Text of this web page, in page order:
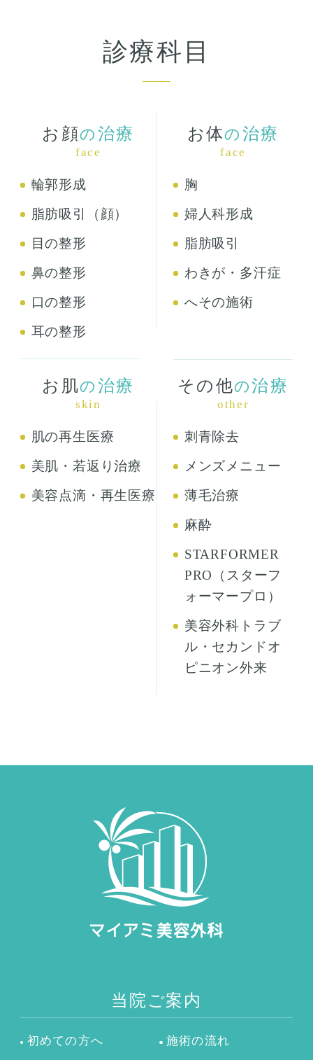
診療科目
お顔の 治療
face
輪郭形成
脂肪吸引（顔）
目の整形
鼻の整形
口の整形
耳の整形
お体の 治療
face
胸
婦人科形成
脂肪吸引
わきが・多汗症
へその施術
お肌の 治療
skin
肌の再生医療
美肌・若返り治療
美容点滴・再生医療
その他の治療
other
刺青除去
メンズメニュー
薄毛治療
麻酔
STARFORMER
PRO（スターフ
ォーマープロ）
美容外科トラブ
ル・セカンドオ
ピニオン外来
当院ご案内
初めての方へ 施術の流れ